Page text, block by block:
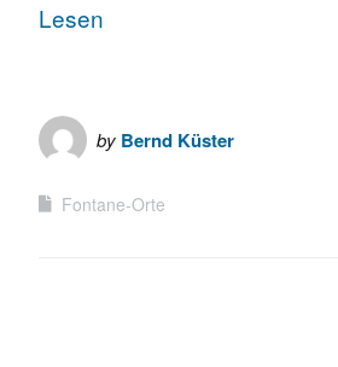
Lesen
by Bernd Küster
Fontane-Orte